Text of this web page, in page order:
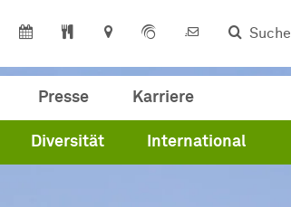
Suche
Presse Karriere
Diversität International